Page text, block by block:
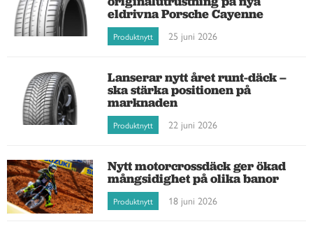
eldrivna Porsche Cayenne
Produktnytt 25 juni 2026
Lanserar nytt året runt-däck –
ska stärka positionen på
marknaden
Produktnytt 22 juni 2026
Nytt motorcrossdäck ger ökad
mångsidighet på olika banor
Produktnytt 18 juni 2026